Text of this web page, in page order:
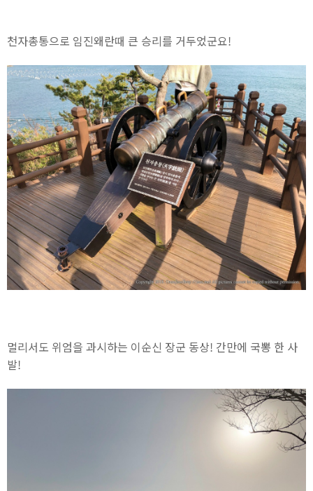
천자총통으로 임진왜란때 큰 승리를 거두었군요!
멀리서도 위엄을 과시하는 이순신 장군 동상! 간만에 국뽕 한 사
발!